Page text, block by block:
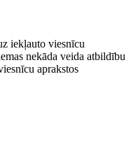
iekļauto viesnīcu
nekāda veida atbildību
aprakstos